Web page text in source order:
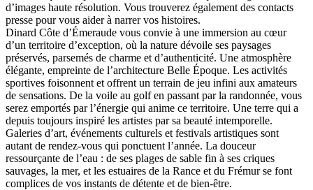
d’images haute résolution. Vous trouverez également des contacts
presse pour vous aider à narrer vos histoires.
Dinard Côte d’Émeraude vous convie à une immersion au cœur
d’un territoire d’exception, où la nature dévoile ses paysages
préservés, parsemés de charme et d’authenticité. Une atmosphère
élégante, empreinte de l’architecture Belle Époque. Les activités
sportives foisonnent et offrent un terrain de jeu infini aux amateurs
de sensations. De la voile au golf en passant par la randonnée, vous
serez emportés par l’énergie qui anime ce territoire. Une terre qui a
depuis toujours inspiré les artistes par sa beauté intemporelle.
Galeries d’art, événements culturels et festivals artistiques sont
autant de rendez-vous qui ponctuent l’année. La douceur
ressourçante de l’eau : de ses plages de sable fin à ses criques
sauvages, la mer, et les estuaires de la Rance et du Frémur se font
complices de vos instants de détente et de bien-être.